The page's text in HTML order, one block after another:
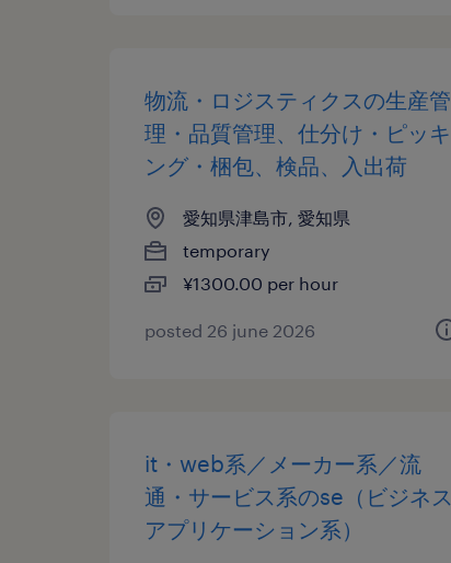
物流・ロジスティクスの生産管
理・品質管理、仕分け・ピッキ
ング・梱包、検品、入出荷
愛知県津島市, 愛知県
temporary
¥1300.00 per hour
posted 26 june 2026
it・web系／メーカー系／流
通・サービス系のse（ビジネス
アプリケーション系）